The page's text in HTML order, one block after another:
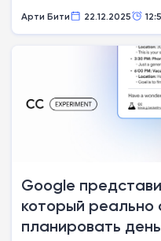
Арти Бити 22.12.2025
Google
который реально
планировать день